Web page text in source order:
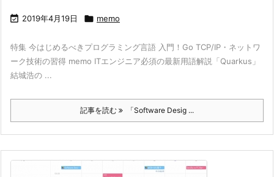
 2019年4月19日  memo
特集 今はじめるべきプログラミング言語 入門！Go TCP/IP・ネットワ
ーク技術の習得 memo ITエンジニア必須の最新用語解説「Quarkus」
結城浩の ...
記事を読む 「Software Desig ...